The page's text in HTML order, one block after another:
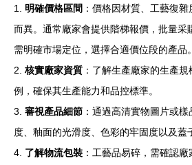
1. 明確價格區間 ：價格因材質、工藝復
而異。通常廠家會提供階梯報價，批量采
需明確市場定位，選擇合適價位段的產品。
2. 核實廠家資質 ：了解生產廠家的生產
例，確保其生產能力和品控標準。
3. 審視產品細節 ：通過高清實物圖片或
度、釉面的光滑度、色彩的牢固度以及蓋
4. 了解物流包裝 ：工藝品易碎，需確認